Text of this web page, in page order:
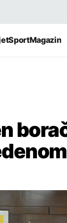
SportMagazin